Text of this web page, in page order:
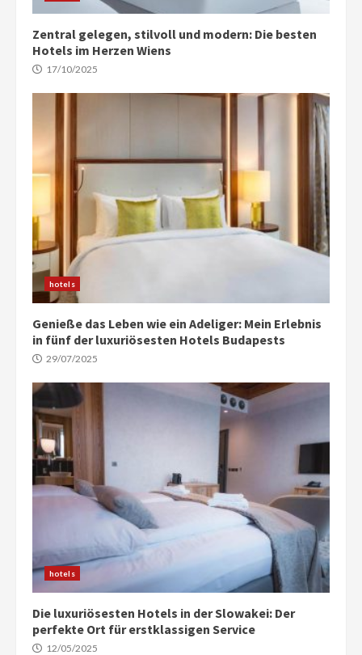
Zentral gelegen, stilvoll und modern: Die besten
Hotels im Herzen Wiens
17/10/2025
hotels
Genieße das Leben wie ein Adeliger: Mein Erlebnis
in fünf der luxuriösesten Hotels Budapests
29/07/2025
hotels
Die luxuriösesten Hotels in der Slowakei: Der
perfekte Ort für erstklassigen Service
12/05/2025